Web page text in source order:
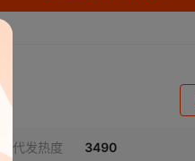
代发热度 3490